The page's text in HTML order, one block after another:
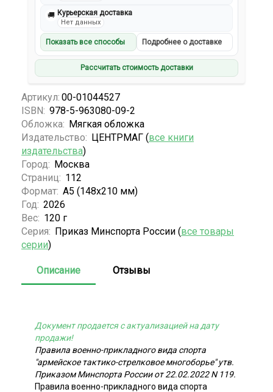
🚚 Курьерская доставка
Нет данных
Показать все способы Подробнее о доставке
Рассчитать стоимость доставки
Артикул: 00-01044527
ISBN: 978-5-963080-09-2
Обложка: Мягкая обложка
Издательство: ЦЕНТРМАГ (все книги
издательства)
Город: Москва
Страниц: 112
Формат: А5 (148x210 мм)
Год: 2026
Вес: 120 г
Серия: Приказ Минспорта России (все товары
серии)
Описание Отзывы
Документ продается с актуализацией на дату
продажи!
Правила военно-прикладного вида спорта
"армейское тактико-стрелковое многоборье" утв.
Приказом Минспорта России от 22.02.2022 N 119.
Правила военно-прикладного вида спорта